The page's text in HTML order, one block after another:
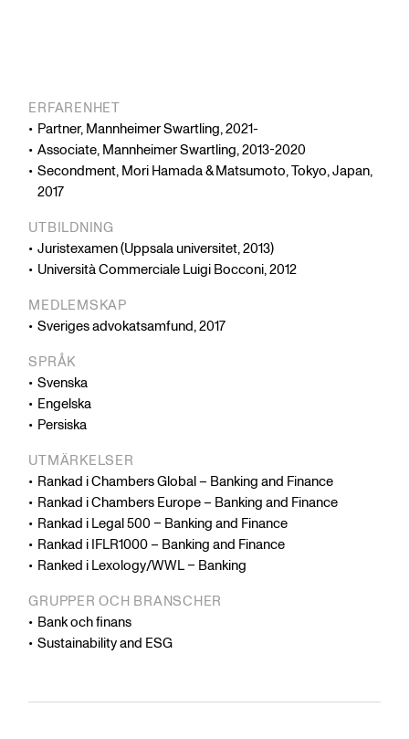
ERFARENHET
Partner, Mannheimer Swartling, 2021-
Associate, Mannheimer Swartling, 2013-2020
Secondment, Mori Hamada & Matsumoto, Tokyo, Japan,
2017
UTBILDNING
Juristexamen (Uppsala universitet, 2013)
Università Commerciale Luigi Bocconi, 2012
MEDLEMSKAP
Sveriges advokatsamfund, 2017
SPRÅK
Svenska
Engelska
Persiska
UTMÄRKELSER
Rankad i Chambers Global – Banking and Finance
Rankad i Chambers Europe – Banking and Finance
Rankad i Legal 500 – Banking and Finance
Rankad i IFLR1000 – Banking and Finance
Ranked i Lexology/WWL – Banking
GRUPPER OCH BRANSCHER
Bank och finans
Sustainability and ESG